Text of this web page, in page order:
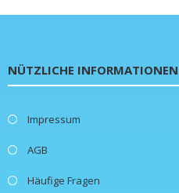
NÜTZLICHE INFORMATIONEN
Impressum
AGB
Häufige Fragen